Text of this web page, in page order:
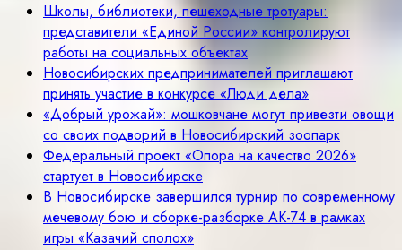
Школы, библиотеки, пешеходные тротуары:
представители «Единой России» контролируют
работы на социальных объектах
Новосибирских предпринимателей приглашают
принять участие в конкурсе «Люди дела»
«Добрый урожай»: мошковчане могут привезти овощи
со своих подворий в Новосибирский зоопарк
Федеральный проект «Опора на качество 2026»
стартует в Новосибирске
В Новосибирске завершился турнир по современному
мечевому бою и сборке-разборке АК-74 в рамках
игры «Казачий сполох»